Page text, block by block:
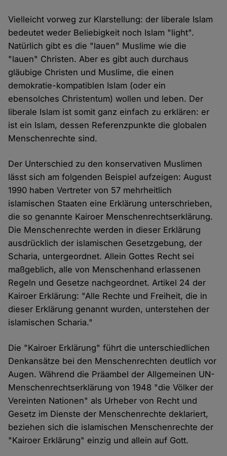
Vielleicht vorweg zur Klarstellung: der liberale Islam
bedeutet weder Beliebigkeit noch Islam "light".
Natürlich gibt es die "lauen" Muslime wie die
"lauen" Christen. Aber es gibt auch durchaus
gläubige Christen und Muslime, die einen
demokratie-kompatiblen Islam (oder ein
ebensolches Christentum) wollen und leben. Der
liberale Islam ist somit ganz einfach zu erklären: er
ist ein Islam, dessen Referenzpunkte die globalen
Menschenrechte sind.
Der Unterschied zu den konservativen Muslimen
lässt sich am folgenden Beispiel aufzeigen: August
1990 haben Vertreter von 57 mehrheitlich
islamischen Staaten eine Erklärung unterschrieben,
die so genannte Kairoer Menschenrechtserklärung.
Die Menschenrechte werden in dieser Erklärung
ausdrücklich der islamischen Gesetzgebung, der
Scharia, untergeordnet. Allein Gottes Recht sei
maßgeblich, alle von Menschenhand erlassenen
Regeln und Gesetze nachgeordnet. Artikel 24 der
Kairoer Erklärung: "Alle Rechte und Freiheit, die in
dieser Erklärung genannt wurden, unterstehen der
islamischen Scharia."
Die "Kairoer Erklärung" führt die unterschiedlichen
Denkansätze bei den Menschenrechten deutlich vor
Augen. Während die Präambel der Allgemeinen UN-
Menschenrechtserklärung von 1948 "die Völker der
Vereinten Nationen" als Urheber von Recht und
Gesetz im Dienste der Menschenrechte deklariert,
beziehen sich die islamischen Menschenrechte der
"Kairoer Erklärung" einzig und allein auf Gott.